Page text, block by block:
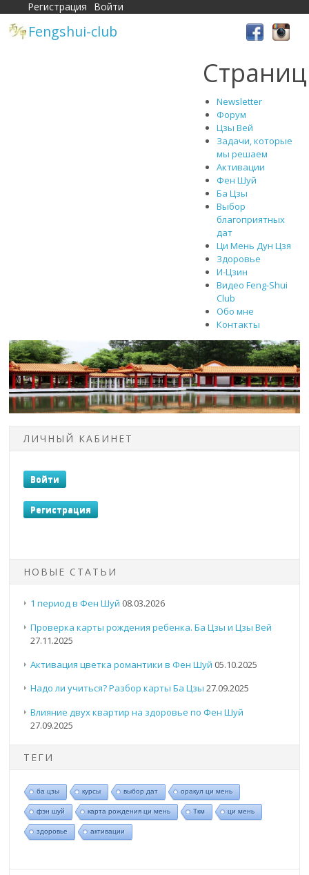
Fengshui-club
Newsletter
Форум
Цзы Вей
Задачи, которые
мы решаем
Активации
Фен Шуй
Ба Цзы
Выбор
благоприятных
дат
Ци Мень Дун Цзя
Здоровье
И-Цзин
Видео Feng-Shui
Club
Обо мне
Контакты
ЛИЧНЫЙ КАБИНЕТ
НОВЫЕ СТАТЬИ
1 период в Фен Шуй 08.03.2026
Проверка карты рождения ребенка. Ба Цзы и Цзы Вей
27.11.2025
Активация цветка романтики в Фен Шуй 05.10.2025
Надо ли учиться? Разбор карты Ба Цзы 27.09.2025
Влияние двух квартир на здоровье по Фен Шуй
27.09.2025
ТЕГИ
ба цзы курсы выбор дат оракул ци мень
фэн шуй карта рождения ци мень Ткм ци мень
здоровье активации
Регистрация Войти